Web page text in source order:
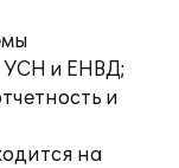
УСН и ЕНВД;
и
на